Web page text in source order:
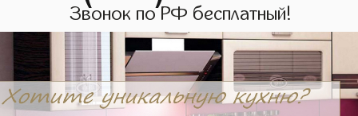
Звонок по РФ бесплатный!